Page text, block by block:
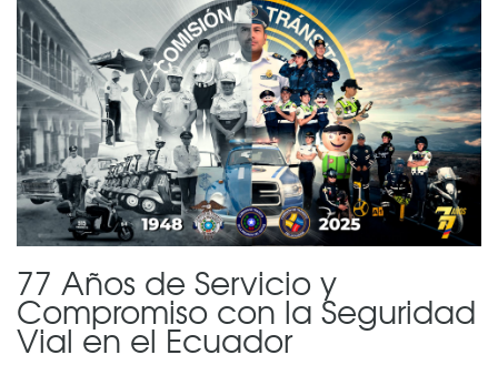
77 Años de Servicio y
Compromiso con la Seguridad
Vial en el Ecuador